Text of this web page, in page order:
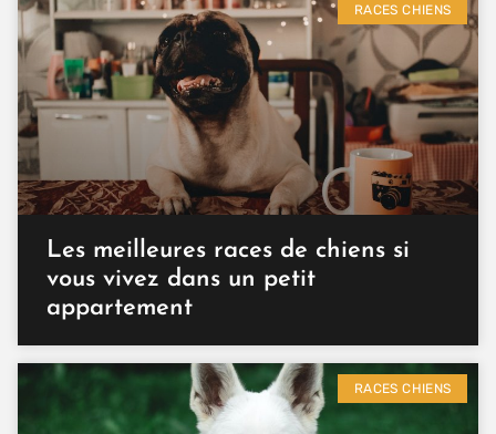
RACES CHIENS
Les meilleures races de chiens si
vous vivez dans un petit
appartement
RACES CHIENS